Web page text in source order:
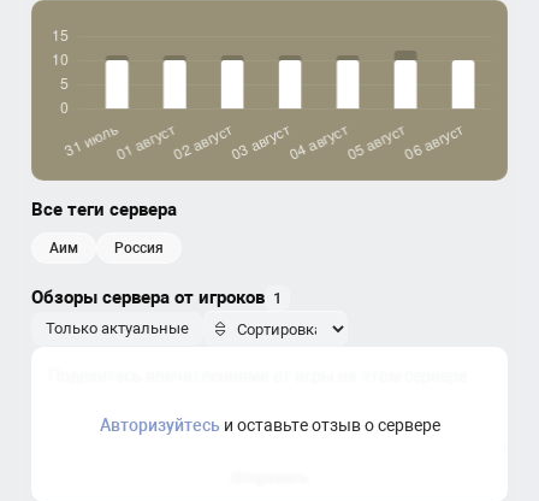
Все теги сервера
аим россия
Обзоры сервера от игроков 1
Только актуальные
Авторизуйтесьи оставьте отзыв о сервере